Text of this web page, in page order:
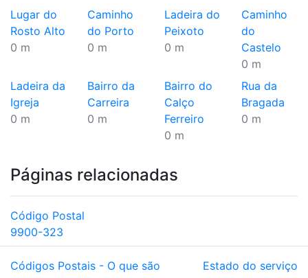
Lugar do
Rosto Alto
0 m
Caminho
do Porto
0 m
Ladeira do
Peixoto
0 m
Caminho
do
Castelo
0 m
Ladeira da
Igreja
0 m
Bairro da
Carreira
0 m
Bairro do
Calço
Ferreiro
0 m
Rua da
Bragada
0 m
Páginas relacionadas
Código Postal
9900-323
Códigos Postais - O que são Estado do serviço